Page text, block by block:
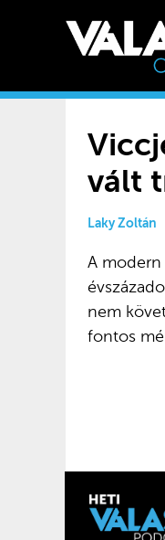
vált
Laky Zoltán
A modern
nem
fontos